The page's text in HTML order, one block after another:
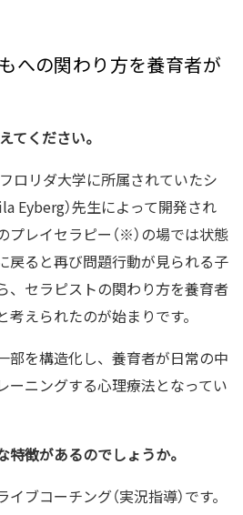
への関わり方を養育者が
てください。
ロリダ大学に所属されていたシ
Eyberg）先生によって開発され
プレイセラピー（※）の場では状態
戻ると再び問題行動が見られる子
、セラピストの関わり方を養育者
えられたのが始まりです。
部を構造化し、養育者が日常の中
ーニングする心理療法となってい
特徴があるのでしょうか。
ブコーチング（実況指導）です。